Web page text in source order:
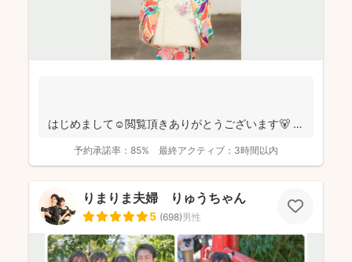
はじめまして☺️閲覧頂きありがとうございます🐻
予約承諾率： 85% 最終アクティブ： 3時間以内
りまりま夫婦 りゅうちゃん
5 (698)男性